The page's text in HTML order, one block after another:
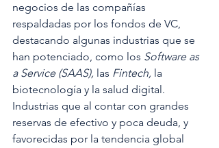
negocios de las compañías
respaldadas por los fondos de VC,
destacando algunas industrias que se
han potenciado, como los Software as
a Service (SAAS), las Fintech, la
biotecnología y la salud digital.
Industrias que al contar con grandes
reservas de efectivo y poca deuda, y
favorecidas por la tendencia global